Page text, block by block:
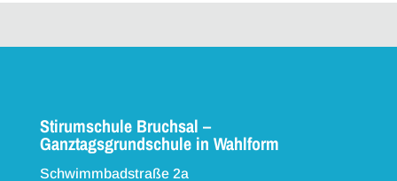
Stirumschule Bruchsal –
Ganztagsgrundschule in Wahlform
Schwimmbadstraße 2a